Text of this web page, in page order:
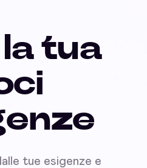
tua
tue esigenze e